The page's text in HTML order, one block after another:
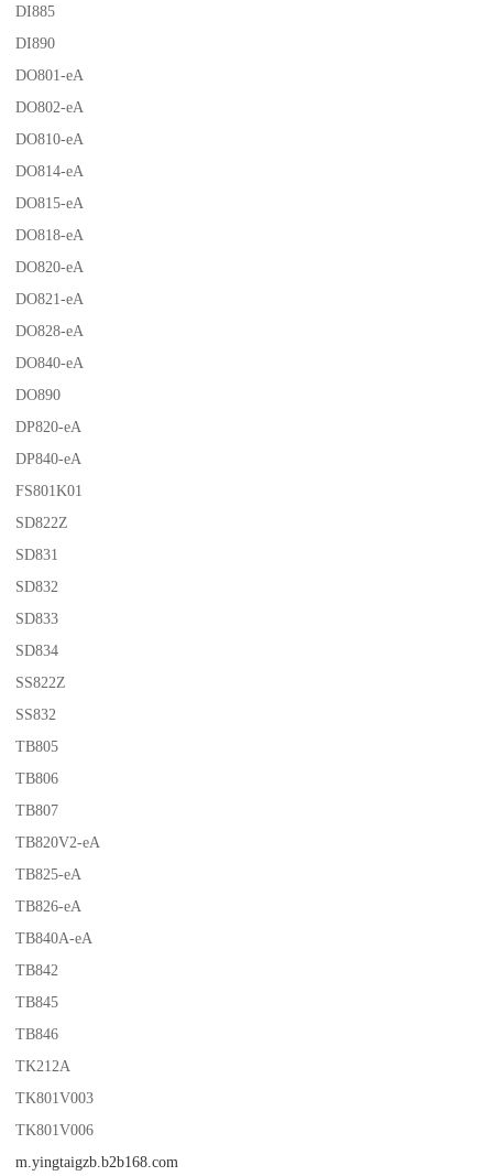
DI885
DI890
DO801-eA
DO802-eA
DO810-eA
DO814-eA
DO815-eA
DO818-eA
DO820-eA
DO821-eA
DO828-eA
DO840-eA
DO890
DP820-eA
DP840-eA
FS801K01
SD822Z
SD831
SD832
SD833
SD834
SS822Z
SS832
TB805
TB806
TB807
TB820V2-eA
TB825-eA
TB826-eA
TB840A-eA
TB842
TB845
TB846
TK212A
TK801V003
TK801V006
m.yingtaigzb.b2b168.com